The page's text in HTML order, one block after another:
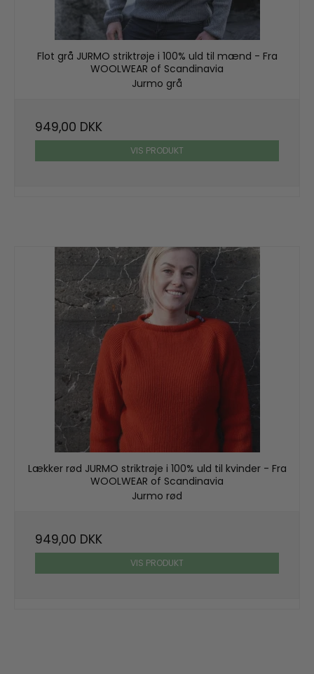
Flot grå JURMO striktrøje i 100% uld til mænd - Fra
WOOLWEAR of Scandinavia
Jurmo grå
949,00 DKK
VIS PRODUKT
Lækker rød JURMO striktrøje i 100% uld til kvinder - Fra
WOOLWEAR of Scandinavia
Jurmo rød
949,00 DKK
VIS PRODUKT